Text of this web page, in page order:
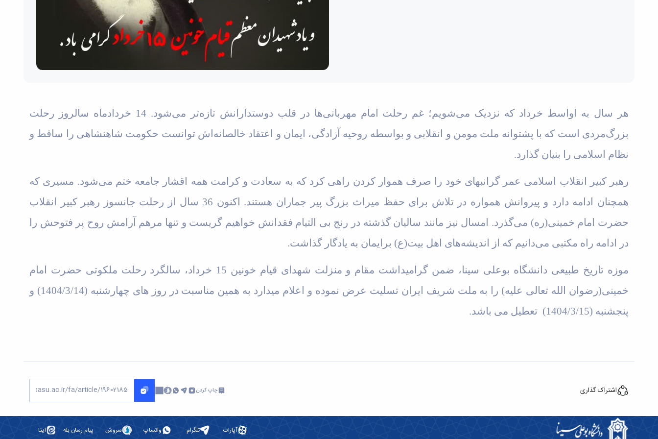
هر سال به اواسط خرداد که نزدیک‌ می‌شویم؛ غم رحلت امام مهربانی‌ها در قلب دوستدارانش تازه‌تر می‌شود. 14 خرداد‌ماه سالروز رحلت
بزرگ‌مردی است که با پشتوانه ملت مومن و انقلابی و بواسطه روحیه‌ آزادگی، ایمان و اعتقاد خالصانه‌اش توانست حکومت شاهنشاهی را ساقط و
نظام اسلامی را بنیان گذارد.
رهبر کبیر انقلاب اسلامی عمر گرانبهای خود را صرف هموار کردن راهی کرد که به سعادت و کرامت همه اقشار جامعه ختم می‌شود. مسیری که
همچنان ادامه دارد و پیروانش همواره در تلاش برای حفظ میراث بزرگ پیر جماران هستند. اکنون 36 سال از رحلت جانسوز رهبر کبیر انقلاب
حضرت امام خمینی(ره) می‌گذرد. امسال نیز مانند سالیان گذشته در رنج بی التیام فقدانش خواهیم گریست و تنها مرهم آرامش روح پر فتوحش را
در ادامه راه مکتبی می‌دانیم که از اندیشه‌های اهل بیت‌(ع) برایمان به یادگار گذاشت.
موزه تاریخ طبیعی دانشگاه بوعلی سینا، ضمن گرامیداشت مقام و منزلت شهدای قیام خونین 15 خرداد، سالگرد رحلت ملکوتی حضرت امام
خمینی(رضوان الله تعالی علیه) را به ملت شریف ایران تسلیت عرض نموده و اعلام میدارد به همین مناسبت در روز های چهارشنبه (1404/3/14) و
پنجشنبه (1404/3/15) تعطیل می باشد
.
اشتراک گذاری چاپ کردن
آپارات تلگرام واتساپ سروش پیام رسان بله ایتا